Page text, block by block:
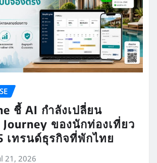
ชี้ AI กำลังเปลี่ยน
ของนักท่องเที่ยว
เทรนด์ธุรกิจที่พักไทย
21, 2026